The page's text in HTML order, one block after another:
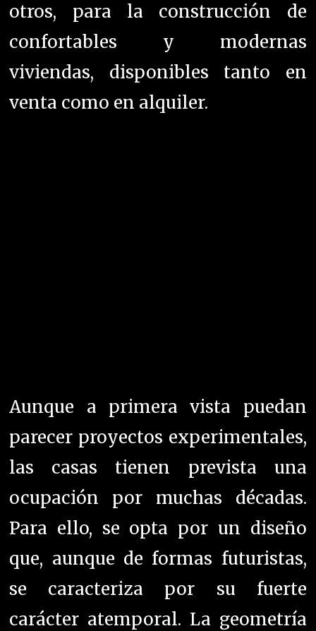
otros, para la construcción de
confortables y modernas
viviendas, disponibles tanto en
venta como en alquiler.
Aunque a primera vista puedan
parecer proyectos experimentales,
las casas tienen prevista una
ocupación por muchas décadas.
Para ello, se opta por un diseño
que, aunque de formas futuristas,
se caracteriza por su fuerte
carácter atemporal. La geometría